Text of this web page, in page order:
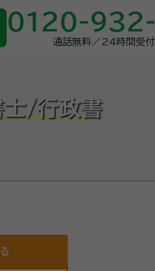
0120-
通話無料／24時間受
士/行政書